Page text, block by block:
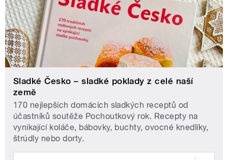
Sladké Česko – sladké poklady z celé naší
země
170 nejlepších domácích sladkých receptů od
účastníků soutěže Pochoutkový rok. Recepty na
vynikající koláče, bábovky, buchty, ovocné knedlíky,
štrúdly nebo dorty.